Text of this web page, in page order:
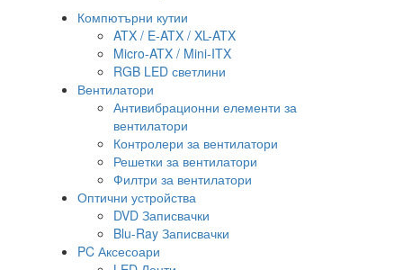
Компютърни кутии
ATX / E-ATX / XL-ATX
Micro-ATX / Mini-ITX
RGB LED светлини
Вентилатори
Антивибрационни елементи за
вентилатори
Контролери за вентилатори
Решетки за вентилатори
Филтри за вентилатори
Оптични устройства
DVD Записвачки
Blu-Ray Записвачки
PC Аксесоари